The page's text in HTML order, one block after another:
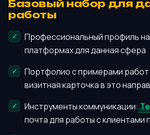
Базовый набор для
работы
Профессиональный профиль
платформах для данная сфера
Портфолио с примерами работ
визитная карточка в это
Инструменты коммуникации:
почта для работы с клиентами